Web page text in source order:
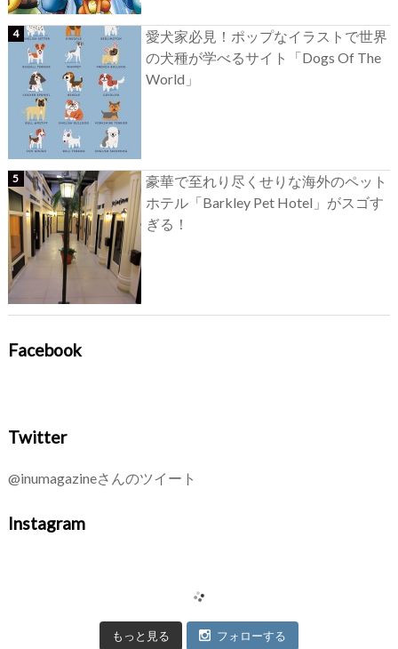
愛犬家必見！ポップなイラストで世界
の犬種が学べるサイト「Dogs Of The
World」
豪華で至れり尽くせりな海外のペット
ホテル「Barkley Pet Hotel」がスゴす
ぎる！
Facebook
Twitter
@inumagazineさんのツイート
Instagram
もっと見る フォローする